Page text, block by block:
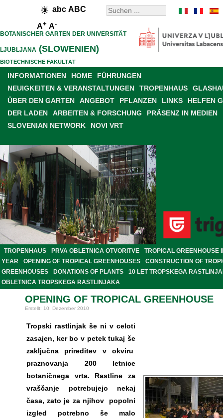
abc ABC
A+ A-
BOTANISCHER GARTEN DER UNIVERSITÄT
LJUBLJANA (SLOWENIEN)
BIOTECHNISCHE FAKULTÄT
INFORMATIONEN HOME
FÜHRUNGEN
NEUIGKEITEN & VERANSTALTUNGEN
TROPENHAUS
ÜBER DEN GARTEN
ANGEBOT PFLANZEN LINKS
HELFEN
DER LADEN
ARBEITEN & FORSCHUNG
PRÄSENZ IN MEDIEN
SLOVENIAN NETWORK
NOVI VRT
TROPENHAUS PRVA OBLETNICA OTVORITVE
TROPICAL GREENHOUSE
YEAR
OPENING OF TROPICAL GREENHOUSES
CONSTRUCTION OF
GREENHOUSES
DONATIONS OF PLANTS
10 LET TROPSKEGA
OBLETNICA TROPSKEGA RASTLINJAKA
OPENING OF TROPICAL GREENHOUSE
Erstellt: 10. Dezember 2010
Tropski rastlinjak še ni v celoti
zasajen, ker bo v petek tukaj še
zaključna prireditev v okviru
praznovanja 200 letnice
botaničnega vrta. Rastline za
vraščanje potrebujejo nekaj
časa, zato je za njihov popolni
izgled potrebno še malo